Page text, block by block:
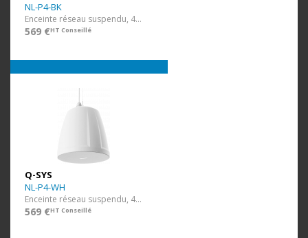
NL-P4-BK
Enceinte réseau suspendu, 4" large bande, POE/POE+, noir
569 €HT Conseillé
Q-SYS
NL-P4-WH
Enceinte réseau suspendu, 4" large bande, POE/POE+, blanc
569 €HT Conseillé